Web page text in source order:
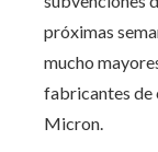
próximas
mucho
fabricantes de
Micron.